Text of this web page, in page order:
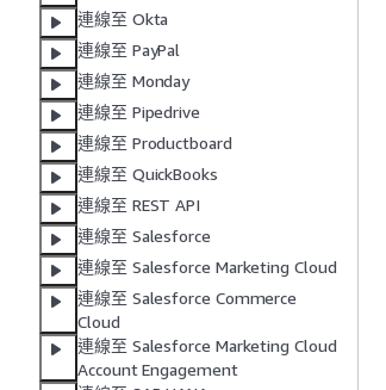
連線至 Okta
連線至 PayPal
連線至 Monday
連線至 Pipedrive
連線至 Productboard
連線至 QuickBooks
連線至 REST API
連線至 Salesforce
連線至 Salesforce Marketing Cloud
連線至 Salesforce Commerce
Cloud
連線至 Salesforce Marketing Cloud
Account Engagement